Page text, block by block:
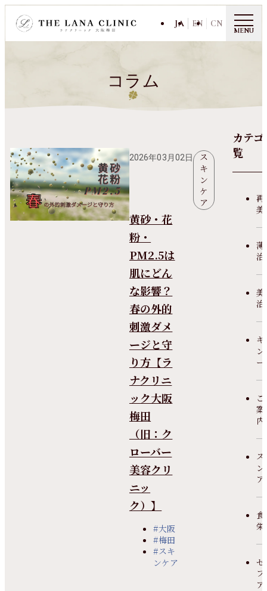
JA EN CN
MENU
コラム
2026年03月02日
ス
キ
ン
ケ
ア
黄砂・花
粉・
PM2.5は
肌にどん
な影響？
春の外的
刺激ダメ
ージと守
り方【ラ
ナクリニ
ック大阪
梅田
（旧：ク
ローバー
美容クリ
ニッ
ク）】
#大阪
#梅田
#スキ
ンケア
カテ
覧
再
美
薄
治
美
治
キ
ー
ご
案
内
ス
ア
食
栄
セ
ア